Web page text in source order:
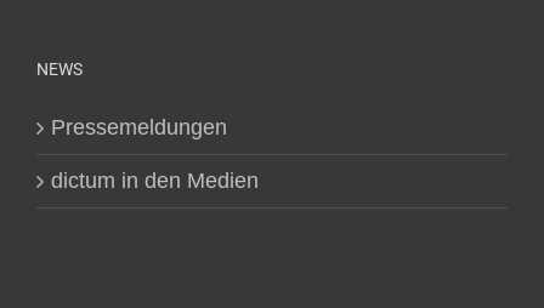
NEWS
Pressemeldungen
dictum in den Medien